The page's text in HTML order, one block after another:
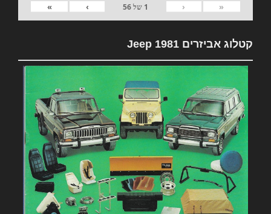
«
‹
1 של56
›
»
קטלוג אביזרים 1981 Jeep